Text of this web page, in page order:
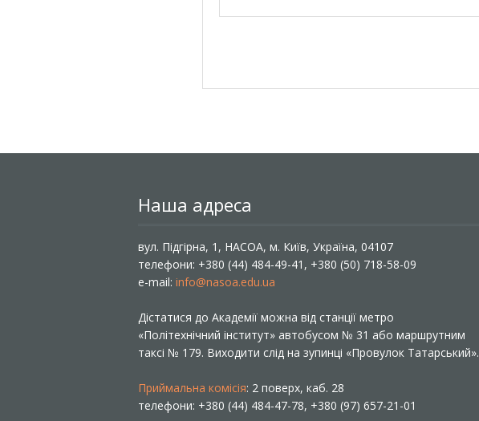
Наша адреса
вул. Підгірна, 1, НАСОА, м. Київ, Україна, 04107
телефони: +380 (44) 484-49-41, +380 (50) 718-58-09
e-mail: info@nasoa.edu.ua
Дістатися до Академії можна від станції метро
«Політехнічний інститут» автобусом № 31 або маршрутним
таксі № 179. Виходити слід на зупинці «Провулок Татарський».
Приймальна комісія: 2 поверх, каб. 28
телефони: +380 (44) 484-47-78, +380 (97) 657-21-01